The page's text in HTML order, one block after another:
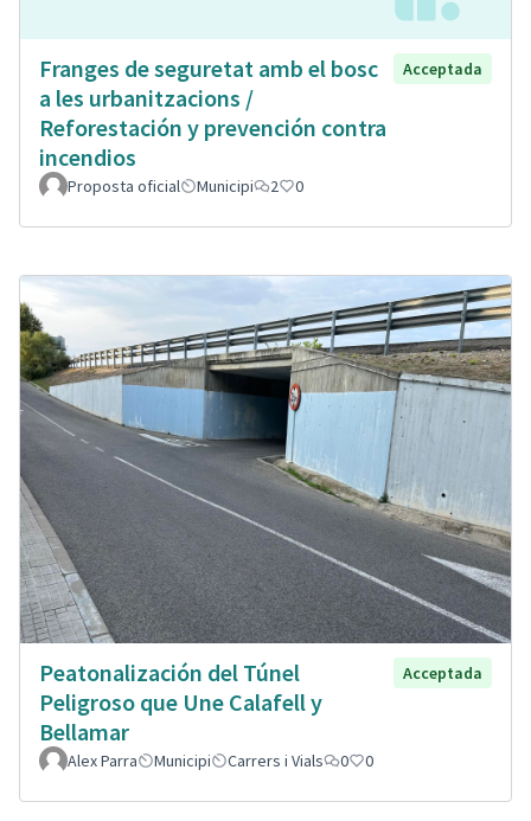
Franges de seguretat amb el bosc
a les urbanitzacions /
Reforestación y prevención contra
incendios
Acceptada
Proposta oficial Municipi 2 0
Peatonalización del Túnel
Peligroso que Une Calafell y
Bellamar
Acceptada
Alex Parra Municipi Carrers i Vials 0 0